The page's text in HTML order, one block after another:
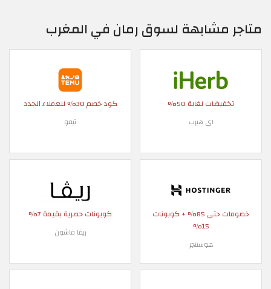
متاجر مشابهة لسوق رمان في المغرب
تخفيضات لغاية 50%
اي هيرب
كود خصم 30% للعملاء الجدد
تيمو
خصومات حتى 85% + كوبونات
15%
هوستنجر
كوبونات حصرية بقيمة 7%
ريفا فاشون